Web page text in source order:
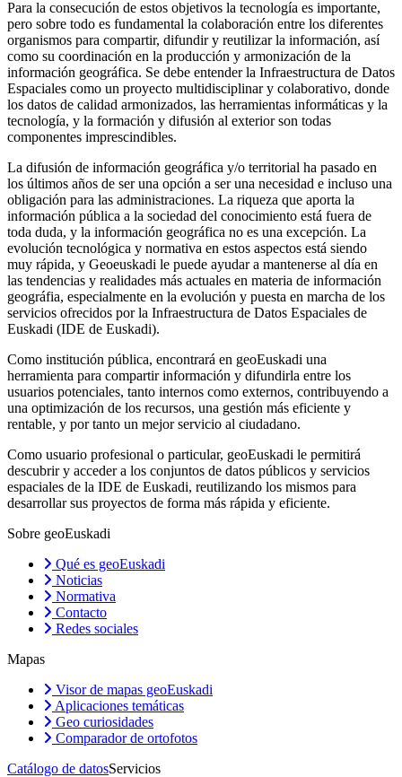
Para la consecución de estos objetivos la tecnología es importante,
pero sobre todo es fundamental la colaboración entre los diferentes
organismos para compartir, difundir y reutilizar la información, así
como su coordinación en la producción y armonización de la
información geográfica. Se debe entender la Infraestructura de Datos
Espaciales como un proyecto multidisciplinar y colaborativo, donde
los datos de calidad armonizados, las herramientas informáticas y la
tecnología, y la formación y difusión al exterior son todas
componentes imprescindibles.
La difusión de información geográfica y/o territorial ha pasado en
los últimos años de ser una opción a ser una necesidad e incluso una
obligación para las administraciones. La riqueza que aporta la
información pública a la sociedad del conocimiento está fuera de
toda duda, y la información geográfica no es una excepción. La
evolución tecnológica y normativa en estos aspectos está siendo
muy rápida, y Geoeuskadi le puede ayudar a mantenerse al día en
las tendencias y realidades más actuales en materia de información
geográfia, especialmente en la evolución y puesta en marcha de los
servicios ofrecidos por la Infraestructura de Datos Espaciales de
Euskadi (IDE de Euskadi).
Como institución pública, encontrará en geoEuskadi una
herramienta para compartir información y difundirla entre los
usuarios potenciales, tanto internos como externos, contribuyendo a
una optimización de los recursos, una gestión más eficiente y
rentable, y por tanto un mejor servicio al ciudadano.
Como usuario profesional o particular, geoEuskadi le permitirá
descubrir y acceder a los conjuntos de datos públicos y servicios
espaciales de la IDE de Euskadi, reutilizando los mismos para
desarrollar sus proyectos de forma más rápida y eficiente.
Sobre geoEuskadi
Qué es geoEuskadi
Noticias
Normativa
Contacto
Redes sociales
Mapas
Visor de mapas geoEuskadi
Aplicaciones temáticas
Geo curiosidades
Comparador de ortofotos
Catálogo de datosServicios